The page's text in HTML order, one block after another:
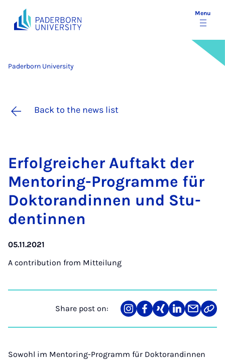
Menu
Paderborn University
Back to the news list
Er­fol­greich­er Auftakt der
Ment­or­ing-Pro­gramme für
Dok­t­orandinnen und Stu­
den­tinnen
05.11.2021
A contribution from Mitteilung
Share post on:
Share
on
Teilen
auf
Teilen
auf
Teilen
auf
Teilen
über
Link
Sowohl im Mentoring-Programm für Doktorandinnen